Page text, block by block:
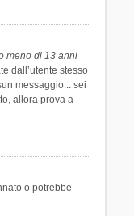
meno di 13 anni
dall’utente stesso
messaggio... sei
allora prova a
o potrebbe